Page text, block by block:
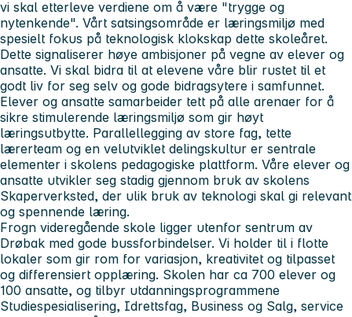
vi skal etterleve verdiene om å være "trygge og
nytenkende". Vårt satsingsområde er læringsmiljø med
spesielt fokus på teknologisk klokskap dette skoleåret.
Dette signaliserer høye ambisjoner på vegne av elever og
ansatte. Vi skal bidra til at elevene våre blir rustet til et
godt liv for seg selv og gode bidragsytere i samfunnet.
Elever og ansatte samarbeider tett på alle arenaer for å
sikre stimulerende læringsmiljø som gir høyt
læringsutbytte. Parallellegging av store fag, tette
lærerteam og en velutviklet delingskultur er sentrale
elementer i skolens pedagogiske plattform. Våre elever og
ansatte utvikler seg stadig gjennom bruk av skolens
Skaperverksted, der ulik bruk av teknologi skal gi relevant
og spennende læring.
Frogn videregående skole ligger utenfor sentrum av
Drøbak med gode bussforbindelser. Vi holder til i flotte
lokaler som gir rom for variasjon, kreativitet og tilpasset
og differensiert opplæring. Skolen har ca 700 elever og
100 ansatte, og tilbyr utdanningsprogrammene
Studiespesialisering, Idrettsfag, Business og Salg, service